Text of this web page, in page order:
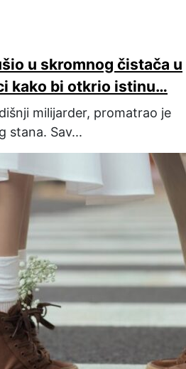
u skromnog čistača u
kako bi otkrio istinu…
milijarder, promatrao je
stana. Sav...